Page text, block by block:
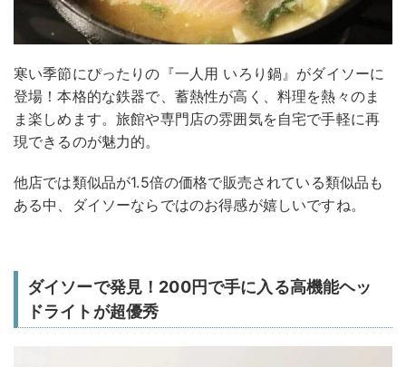
寒い季節にぴったりの『一人用 いろり鍋』がダイソーに
登場！本格的な鉄器で、蓄熱性が高く、料理を熱々のま
ま楽しめます。旅館や専門店の雰囲気を自宅で手軽に再
現できるのが魅力的。
他店では類似品が1.5倍の価格で販売されている類似品も
ある中、ダイソーならではのお得感が嬉しいですね。
ダイソーで発見！200円で手に入る高機能ヘッ
ドライトが超優秀